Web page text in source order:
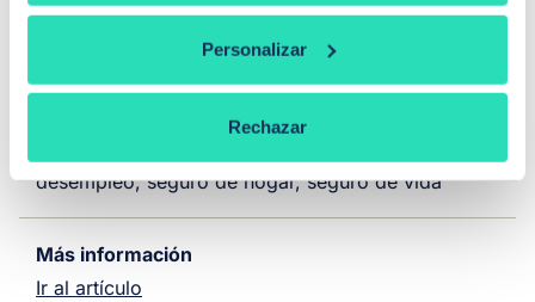
Personalizar
Rechazar
ajustan a lo expuesto en la normativa reguladora
Domiciliación de nómina, pensión o prestación por
desempleo, seguro de hogar, seguro de vida
Más información
Ir al artículo